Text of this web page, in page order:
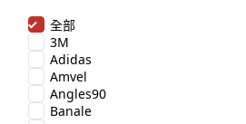
全部
3M
Adidas
Amvel
Angles90
Banale